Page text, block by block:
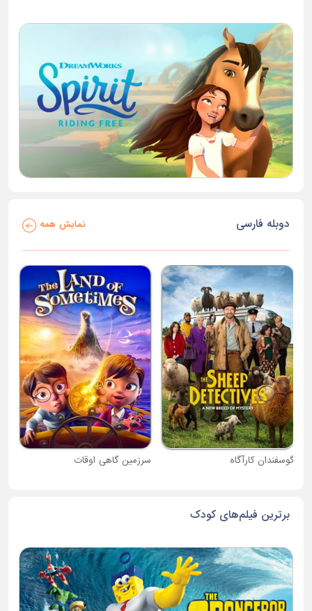
دوبله فارسی نمایش همه
گوسفندان کارآگاه سرزمین گاهی اوقات
برترین فیلم‌های کودک